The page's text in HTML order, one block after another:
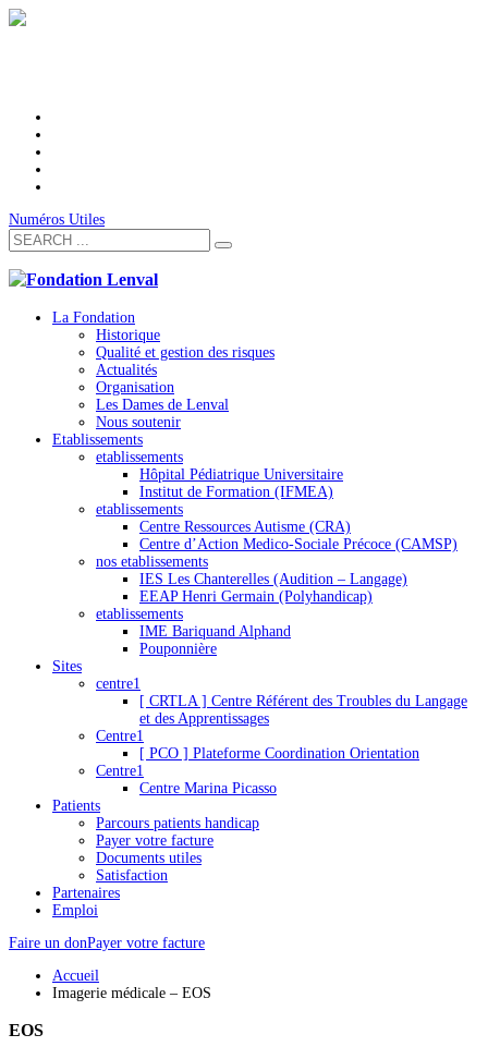
Numéros Utiles
La Fondation
Historique
Qualité et gestion des risques
Actualités
Organisation
Les Dames de Lenval
Nous soutenir
Etablissements
etablissements
Hôpital Pédiatrique Universitaire
Institut de Formation (IFMEA)
etablissements
Centre Ressources Autisme (CRA)
Centre d’Action Medico-Sociale Précoce (CAMSP)
nos etablissements
IES Les Chanterelles (Audition – Langage)
EEAP Henri Germain (Polyhandicap)
etablissements
IME Bariquand Alphand
Pouponnière
Sites
centre1
[ CRTLA ] Centre Référent des Troubles du Langage
et des Apprentissages
Centre1
[ PCO ] Plateforme Coordination Orientation
Centre1
Centre Marina Picasso
Patients
Parcours patients handicap
Payer votre facture
Documents utiles
Satisfaction
Partenaires
Emploi
Faire un donPayer votre facture
Accueil
Imagerie médicale – EOS
EOS